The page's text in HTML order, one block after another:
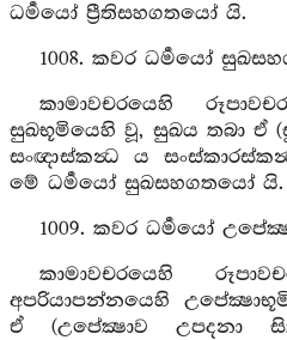
ධර්‍මයෝ ප්‍රීතිසහගතයෝ යි.
1008. කවර ධර්‍මයෝ
කාමාවචරයෙහි
සුඛභූමියෙහි වූ, සුඛය තබා ඒ
සංඥාස්කන්‍ධ ය
මේ ධර්‍මයෝ සුඛසහගතයෝ යි.
1009. කවර ධර්‍මයෝ
කාමාවචරයෙහි
අපරියාපන්නයෙහි
ඒ (උපේක්‍ෂාව උපදනා